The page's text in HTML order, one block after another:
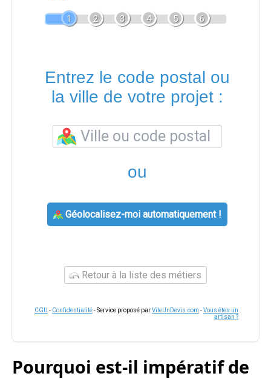
1 2 3 4 5 6
Entrez le code postal ou
la ville de votre projet :
ou
Géolocalisez-moi automatiquement !
Retour à la liste des métiers
CGU - Confidentialité- Service proposé parViteUnDevis.com -Vous êtes un
artisan ?
Pourquoi est-il impératif de